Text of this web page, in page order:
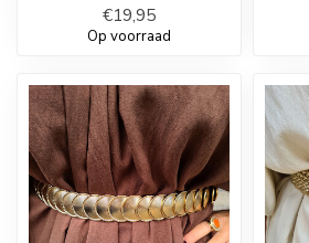
€19,95
Op voorraad